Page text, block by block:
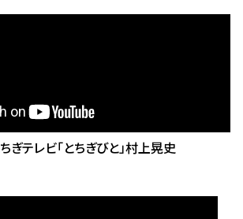
ぎテレビ「とちぎびと」村上晃史